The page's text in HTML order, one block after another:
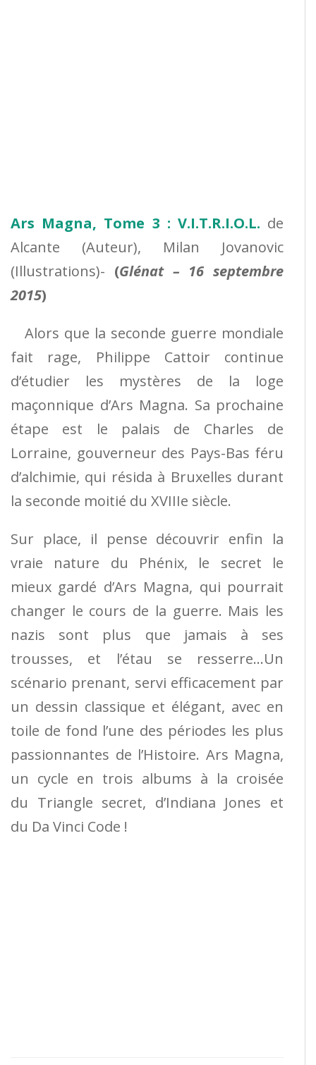
Ars Magna, Tome 3 : V.I.T.R.I.O.L. de
Alcante (Auteur), Milan Jovanovic
(Illustrations)- (Glénat – 16 septembre
2015)
Alors que la seconde guerre mondiale
fait rage, Philippe Cattoir continue
d’étudier les mystères de la loge
maçonnique d’Ars Magna. Sa prochaine
étape est le palais de Charles de
Lorraine, gouverneur des Pays-Bas féru
d’alchimie, qui résida à Bruxelles durant
la seconde moitié du XVIIIe siècle.
Sur place, il pense découvrir enfin la
vraie nature du Phénix, le secret le
mieux gardé d’Ars Magna, qui pourrait
changer le cours de la guerre. Mais les
nazis sont plus que jamais à ses
trousses, et l’étau se resserre…Un
scénario prenant, servi efficacement par
un dessin classique et élégant, avec en
toile de fond l’une des périodes les plus
passionnantes de l’Histoire. Ars Magna,
un cycle en trois albums à la croisée
du Triangle secret, d’Indiana Jones et
du Da Vinci Code !